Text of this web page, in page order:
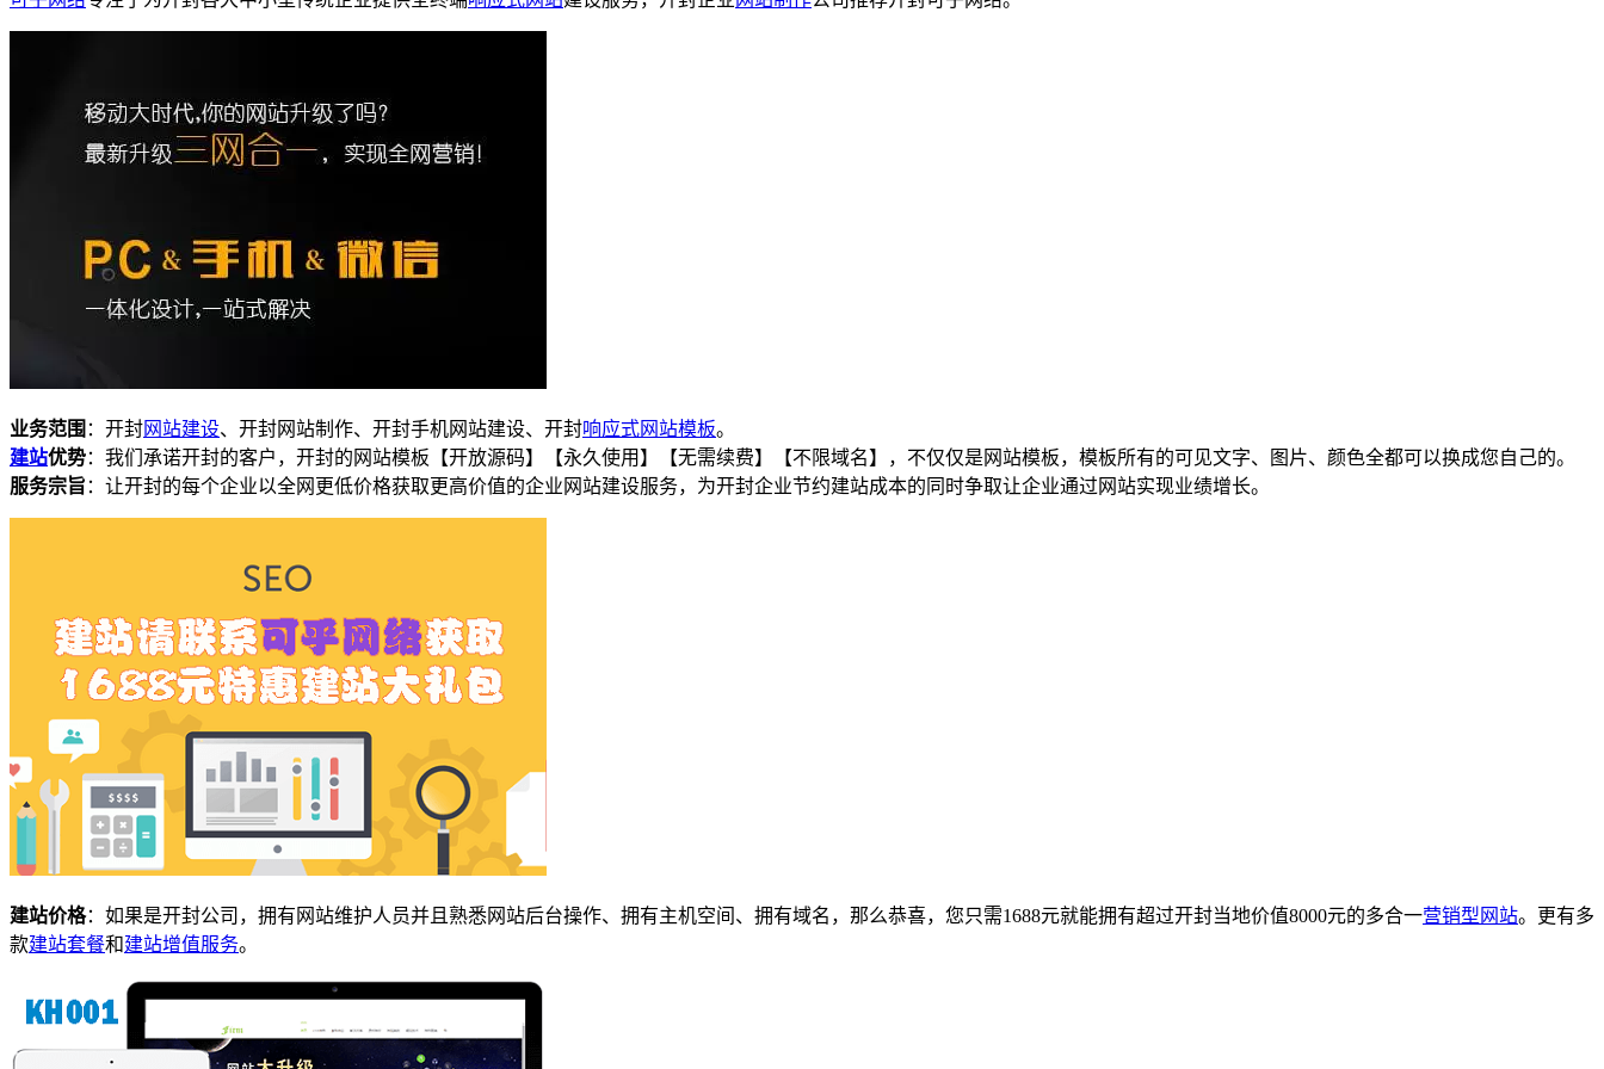
业务范围 ：开封网站建设、开封网站制作、开封手机网站建设、开封响应式网站模板。
建站优势：我们承诺开封的客户，开封的网站模板【开放源码】【永久使用】【无需续费】【不限域名】，不仅仅是网站模板，模板所有的可见文字、图片、颜色全都可以换成您自己的。
服务宗旨 ：让开封的每个企业以全网更低价格获取更高价值的企业网站建设服务，为开封企业节约建站成本的同时争取让企业通过网站实现业绩增长。
建站价格：如果是开封公司，拥有网站维护人员并且熟悉网站后台操作、拥有主机空间、拥有域名，那么恭喜，您只需1688元就能拥有超过开封当地价值8000元的多合一营销型网站。更有多
款建站套餐和建站增值服务。